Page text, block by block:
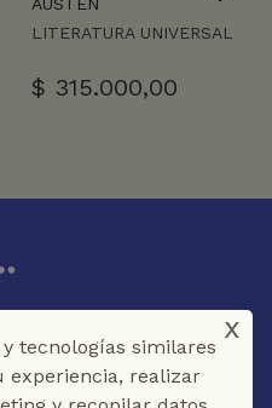
LITERATURA UNIVERSAL
$ 315.000,00
tecnologías similares
experiencia, realizar
x